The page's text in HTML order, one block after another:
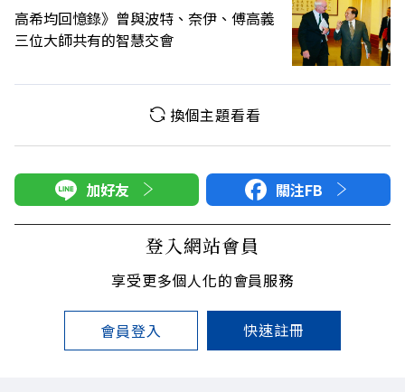
高希均回憶錄》曾與波特、奈伊、傅高義
三位大師共有的智慧交會
換個主題看看
加好友 關注FB
登入網站會員
享受更多個人化的會員服務
會員登入 快速註冊